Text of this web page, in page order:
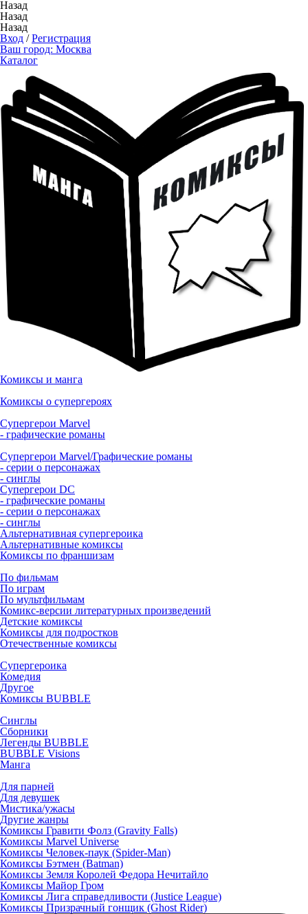
Назад
Назад
Назад
Вход /Регистрация
Ваш город: Москва
Каталог
Комиксы и манга
Комиксы о супергероях
Супергерои Marvel
- графические романы
Супергерои Marvel/Графические романы
- серии о персонажах
- синглы
Супергерои DC
- графические романы
- серии о персонажах
- синглы
Альтернативная супергероика
Альтернативные комиксы
Комиксы по франшизам
По фильмам
По играм
По мультфильмам
Комикс-версии литературных произведений
Детские комиксы
Комиксы для подростков
Отечественные комиксы
Супергероика
Комедия
Другое
Комиксы BUBBLE
Синглы
Сборники
Легенды BUBBLE
BUBBLE Visions
Манга
Для парней
Для девушек
Мистика/ужасы
Другие жанры
Комиксы Гравити Фолз (Gravity Falls)
Комиксы Marvel Universe
Комиксы Человек-паук (Spider-Man)
Комиксы Бэтмен (Batman)
Комиксы Земля Королей Федора Нечитайло
Комиксы Майор Гром
Комиксы Лига справедливости (Justice League)
Комиксы Призрачный гонщик (Ghost Rider)